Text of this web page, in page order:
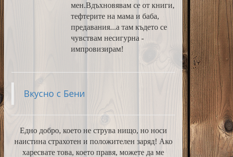
мен.Вдъхновявам се от книги,
тефтерите на мама и баба,
предавания...а там където се
чувствам несигурна -
импровизирам!
Вкусно с Бени
Едно добро, което не струва нищо, но носи
наистина страхотен и положителен заряд! Ако
харесвате това, което правя, можете да ме